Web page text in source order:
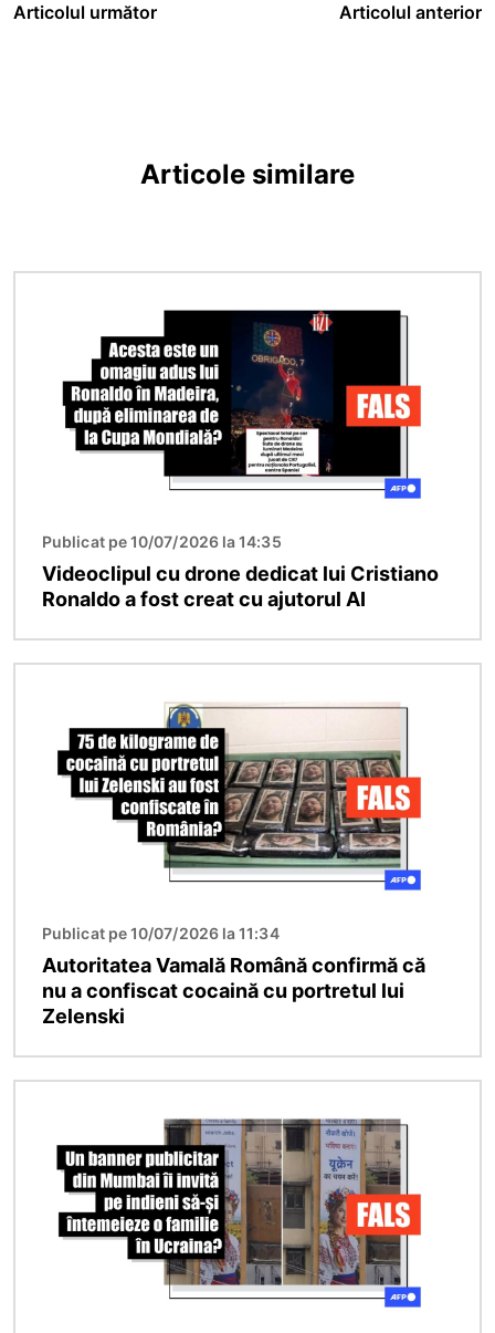
Articolul următor Articolul anterior
Articole similare
Publicat pe 10/07/2026 la 14:35
Videoclipul cu drone dedicat lui Cristiano
Ronaldo a fost creat cu ajutorul AI
Publicat pe 10/07/2026 la 11:34
Autoritatea Vamală Română confirmă că
nu a confiscat cocaină cu portretul lui
Zelenski